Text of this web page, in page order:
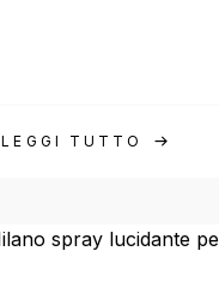
LEGGI TUTTO